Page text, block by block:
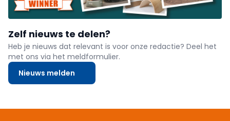
Zelf nieuws te delen?
Heb je nieuws dat relevant is voor onze redactie? Deel het
met ons via het meldformulier.
Nieuws melden